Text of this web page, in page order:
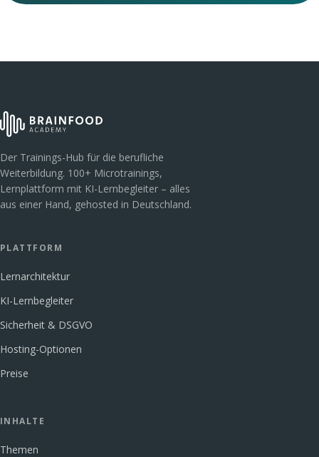
Der Trainings-Hub für die berufliche
Weiterbildung. 100+ Microtrainings,
Lernplattform mit KI-Lernbegleiter – alles
aus einer Hand, gehosted in Deutschland.
PLATTFORM
Lernarchitektur
KI-Lernbegleiter
Sicherheit & DSGVO
Hosting-Optionen
Preise
INHALTE
Themen